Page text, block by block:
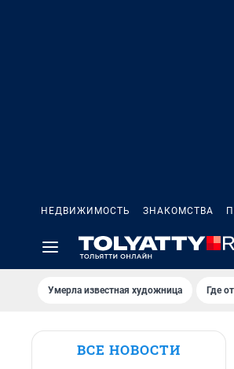
НЕДВИЖИМОСТЬ ЗНАКОМСТВА
Умерла известная художница Где
ВСЕ НОВОСТИ